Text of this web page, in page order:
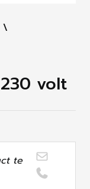
\
volt
te